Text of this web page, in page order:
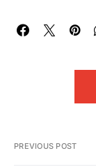
PREVIOUS POST